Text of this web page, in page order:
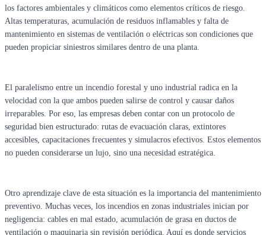
los factores ambientales y climáticos como elementos críticos de riesgo.
Altas temperaturas, acumulación de residuos inflamables y falta de
mantenimiento en sistemas de ventilación o eléctricas son condiciones que
pueden propiciar siniestros similares dentro de una planta.
El paralelismo entre un incendio forestal y uno industrial radica en la
velocidad con la que ambos pueden salirse de control y causar daños
irreparables. Por eso, las empresas deben contar con un protocolo de
seguridad bien estructurado: rutas de evacuación claras, extintores
accesibles, capacitaciones frecuentes y simulacros efectivos. Estos elementos
no pueden considerarse un lujo, sino una necesidad estratégica.
Otro aprendizaje clave de esta situación es la importancia del mantenimiento
preventivo. Muchas veces, los incendios en zonas industriales inician por
negligencia: cables en mal estado, acumulación de grasa en ductos de
ventilación o maquinaria sin revisión periódica. Aquí es donde servicios